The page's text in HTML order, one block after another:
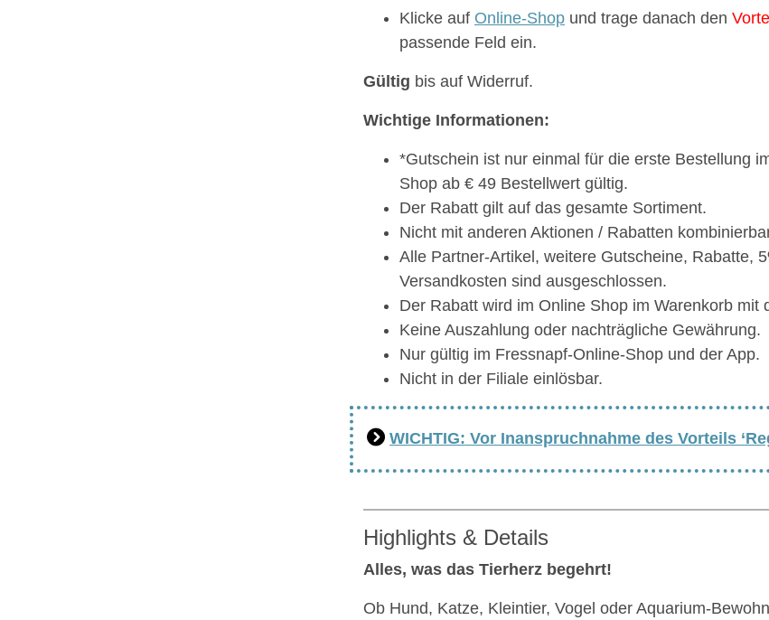
Klicke auf Online-Shop und trage danach den
passende Feld ein.
Gültig bis auf Widerruf.
Wichtige Informationen:
*Gutschein ist nur einmal für die erste Bestellung
Shop ab € 49 Bestellwert gültig.
Der Rabatt gilt auf das gesamte Sortiment.
Nicht mit anderen Aktionen / Rabatten
Alle Partner-Artikel, weitere Gutscheine, Rabatte,
Versandkosten sind ausgeschlossen.
Der Rabatt wird im Online Shop im Warenkorb mit
Keine Auszahlung oder nachträgliche Gewährung.
Nur gültig im Fressnapf-Online-Shop und der App.
Nicht in der Filiale einlösbar.
WICHTIG: Vor Inanspruchnahme des Vorteils
Highlights & Details
Alles, was das Tierherz begehrt!
Ob Hund, Katze, Kleintier, Vogel oder Aquarium-